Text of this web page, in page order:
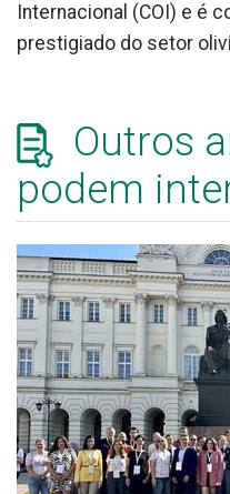
Internacional (COI) e é
prestigiado do setor
Outros
podem